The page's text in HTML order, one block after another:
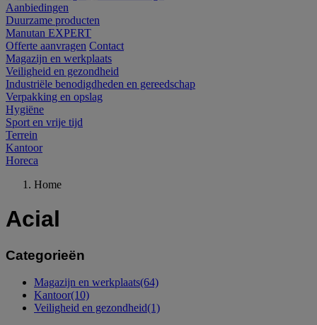
Aanbiedingen
Duurzame producten
Manutan EXPERT
Offerte aanvragen Contact
Magazijn en werkplaats
Veiligheid en gezondheid
Industriële benodigdheden en gereedschap
Verpakking en opslag
Hygiëne
Sport en vrije tijd
Terrein
Kantoor
Horeca
Home
Acial
Categorieën
Magazijn en werkplaats(64)
Kantoor(10)
Veiligheid en gezondheid(1)